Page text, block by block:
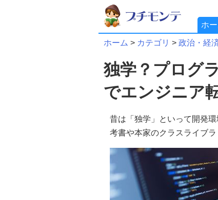
ホ
ホーム > カテゴリ > 政治・経
独学？プログ
でエンジニア
昔は「独学」といって開発
考書や本家のクラスライブ